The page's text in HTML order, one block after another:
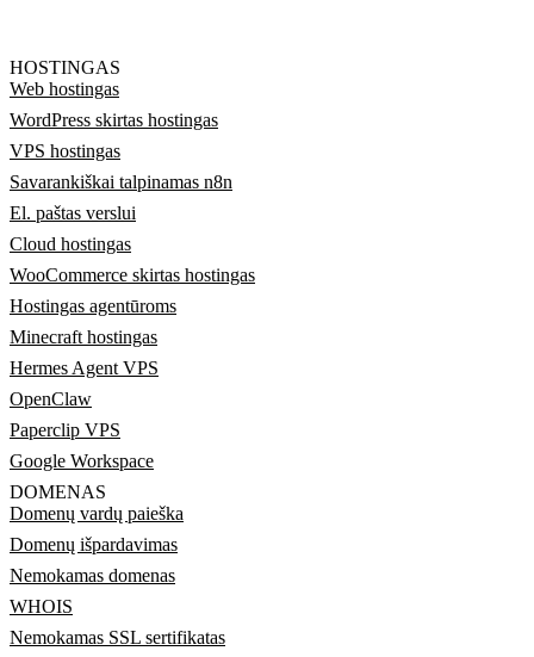
HOSTINGAS
Web hostingas
WordPress skirtas hostingas
VPS hostingas
Savarankiškai talpinamas n8n
El. paštas verslui
Cloud hostingas
WooCommerce skirtas hostingas
Hostingas agentūroms
Minecraft hostingas
Hermes Agent VPS
OpenClaw
Paperclip VPS
Google Workspace
DOMENAS
Domenų vardų paieška
Domenų išpardavimas
Nemokamas domenas
WHOIS
Nemokamas SSL sertifikatas